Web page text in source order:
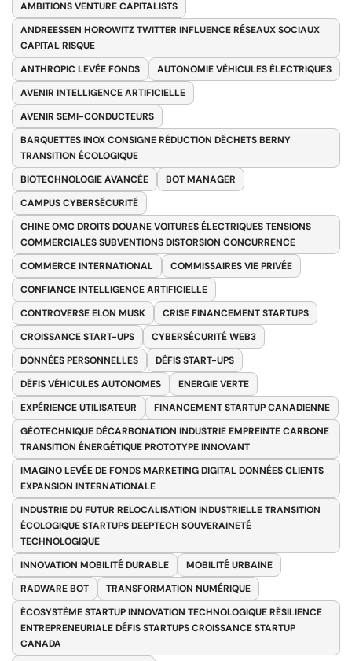
AMBITIONS VENTURE CAPITALISTS
ANDREESSEN HOROWITZ TWITTER INFLUENCE RÉSEAUX SOCIAUX
CAPITAL RISQUE
ANTHROPIC LEVÉE FONDS
AUTONOMIE VÉHICULES ÉLECTRIQUES
AVENIR INTELLIGENCE ARTIFICIELLE
AVENIR SEMI-CONDUCTEURS
BARQUETTES INOX CONSIGNE RÉDUCTION DÉCHETS BERNY
TRANSITION ÉCOLOGIQUE
BIOTECHNOLOGIE AVANCÉE
BOT MANAGER
CAMPUS CYBERSÉCURITÉ
CHINE OMC DROITS DOUANE VOITURES ÉLECTRIQUES TENSIONS
COMMERCIALES SUBVENTIONS DISTORSION CONCURRENCE
COMMERCE INTERNATIONAL
COMMISSAIRES VIE PRIVÉE
CONFIANCE INTELLIGENCE ARTIFICIELLE
CONTROVERSE ELON MUSK
CRISE FINANCEMENT STARTUPS
CROISSANCE START-UPS
CYBERSÉCURITÉ WEB3
DONNÉES PERSONNELLES
DÉFIS START-UPS
DÉFIS VÉHICULES AUTONOMES
ENERGIE VERTE
EXPÉRIENCE UTILISATEUR
FINANCEMENT STARTUP CANADIENNE
GÉOTECHNIQUE DÉCARBONATION INDUSTRIE EMPREINTE CARBONE
TRANSITION ÉNERGÉTIQUE PROTOTYPE INNOVANT
IMAGINO LEVÉE DE FONDS MARKETING DIGITAL DONNÉES CLIENTS
EXPANSION INTERNATIONALE
INDUSTRIE DU FUTUR RELOCALISATION INDUSTRIELLE TRANSITION
ÉCOLOGIQUE STARTUPS DEEPTECH SOUVERAINETÉ
TECHNOLOGIQUE
INNOVATION MOBILITÉ DURABLE
MOBILITÉ URBAINE
RADWARE BOT
TRANSFORMATION NUMÉRIQUE
ÉCOSYSTÈME STARTUP INNOVATION TECHNOLOGIQUE RÉSILIENCE
ENTREPRENEURIALE DÉFIS STARTUPS CROISSANCE STARTUP
CANADA